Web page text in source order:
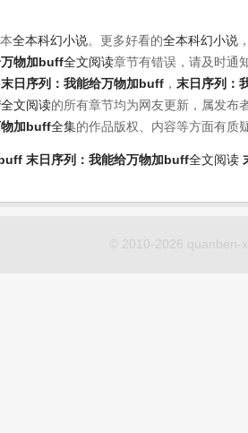
全本科幻小说。更多好看的全本科幻小说
万物加buff全文阅读章节有错误，请及时通
末日序列：我能给万物加buff ， 末日序列：
全文阅读的所有章节均为网友更新，属发布
物加buff全集的作品版权、内容等方面有质
末日序列：我能给万物加buff全文阅读
© 2010-2026 quanben-